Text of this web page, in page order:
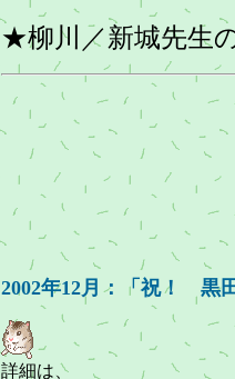
★柳川／新城先生
2002年12月：「祝！ 黒
詳細は、